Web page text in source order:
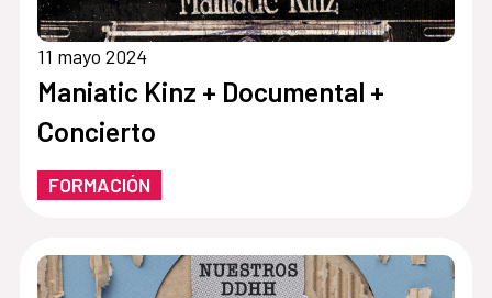
11 mayo 2024
Maniatic Kinz + Documental +
Concierto
FORMACIÓN